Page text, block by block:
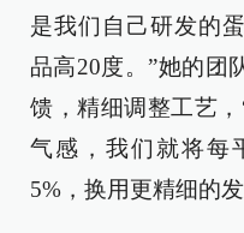
是我们自己研发的
品高20度。”她的团
馈，精细调整工艺
气感，我们就将每
5%，换用更精细的